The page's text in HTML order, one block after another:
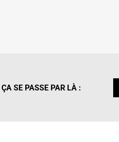
SE PASSE PAR LÀ :